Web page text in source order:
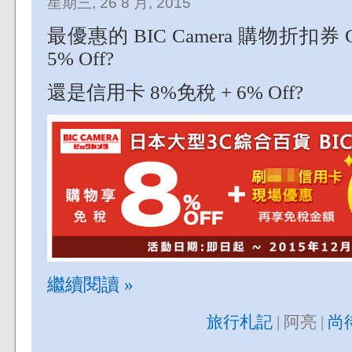
最優惠的 BIC Camera 購物折扣券
5% Off?
還是信用卡 8%免稅 + 6% Off?
繼續閱讀 »
旅行札記 | 阿亮 | 尚